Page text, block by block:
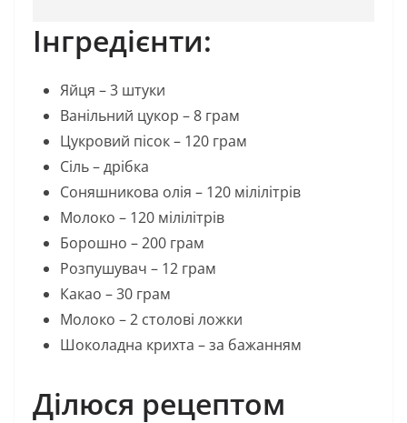
Інгредієнти:
Яйця – 3 штуки
Ванільний цукор – 8 грам
Цукровий пісок – 120 грам
Сіль – дрібка
Соняшникова олія – 120 мілілітрів
Молоко – 120 мілілітрів
Борошно – 200 грам
Розпушувач – 12 грам
Какао – 30 грам
Молоко – 2 столові ложки
Шоколадна крихта – за бажанням
Ділюся рецептом